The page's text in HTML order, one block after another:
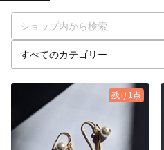
残り1点